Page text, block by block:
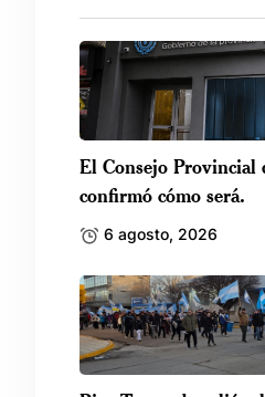
El Consejo Provincial
confirmó cómo será.
6 agosto, 2026